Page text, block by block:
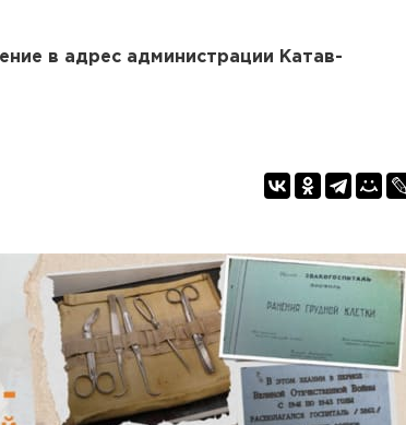
в адрес администрации Катав-